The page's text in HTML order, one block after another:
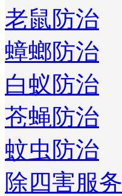
老鼠防治
蟑螂防治
白蚁防治
苍蝇防治
蚊虫防治
除四害服务